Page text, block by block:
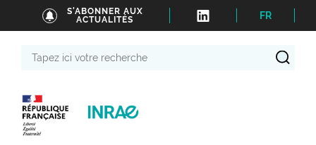
S'ABONNER AUX
ACTUALITÉS
FR